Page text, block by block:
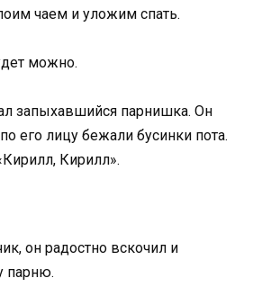
чаем и уложим спать.
можно.
запыхавшийся парнишка. Он
его лицу бежали бусинки пота.
Кирилл».
он радостно вскочил и
парню.